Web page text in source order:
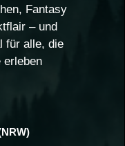
Fantasy
– und
für alle, die
erleben